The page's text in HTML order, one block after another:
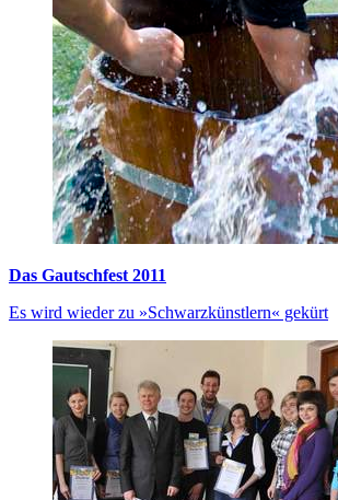
Das Gautschfest 2011
Es wird wieder zu »Schwarzkünstlern« gekürt